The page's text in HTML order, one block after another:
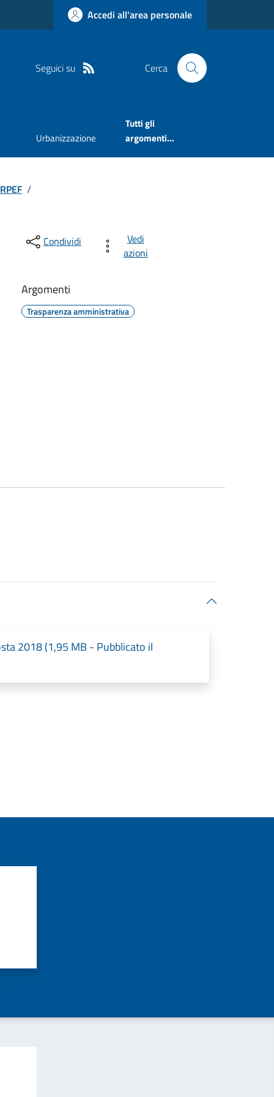
Accedi all'area personale
Seguici su Cerca
Urbanizzazione
Tutti gli
argomenti...
/
Condividi
Vedi
azioni
Argomenti
Trasparenza amministrativa
2018 (1,95 MB - Pubblicato il